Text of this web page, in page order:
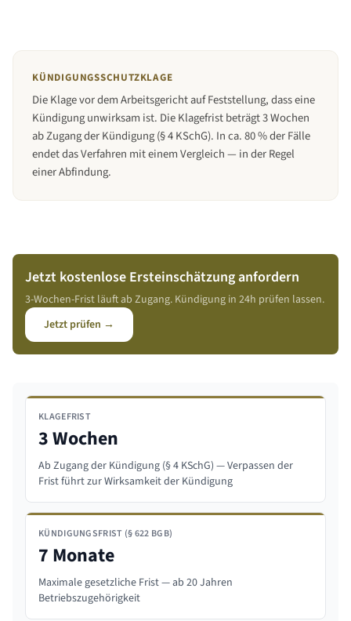
KÜNDIGUNGSSCHUTZKLAGE
Die Klage vor dem Arbeitsgericht auf Feststellung, dass eine
Kündigung unwirksam ist. Die Klagefrist beträgt 3 Wochen
ab Zugang der Kündigung (§ 4 KSchG). In ca. 80 % der Fälle
endet das Verfahren mit einem Vergleich — in der Regel
einer Abfindung.
Jetzt kostenlose Ersteinschätzung anfordern
3-Wochen-Frist läuft ab Zugang. Kündigung in 24h prüfen lassen.
Jetzt prüfen →
KLAGEFRIST
3 Wochen
Ab Zugang der Kündigung (§ 4 KSchG) — Verpassen der
Frist führt zur Wirksamkeit der Kündigung
KÜNDIGUNGSFRIST (§ 622 BGB)
7 Monate
Maximale gesetzliche Frist — ab 20 Jahren
Betriebszugehörigkeit